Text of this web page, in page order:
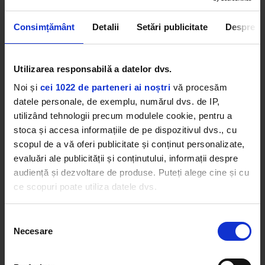
Consimțământ Detalii Setări publicitate Despre
Utilizarea responsabilă a datelor dvs.
Noi și cei 1022 de parteneri ai noștri vă procesăm
datele personale, de exemplu, numărul dvs. de IP,
utilizând tehnologii precum modulele cookie, pentru a
stoca și accesa informațiile de pe dispozitivul dvs., cu
scopul de a vă oferi publicitate și conținut personalizate,
evaluări ale publicității și conținutului, informații despre
audiență și dezvoltare de produse. Puteți alege cine și cu
ce scopuri poate utiliza datele dvs.
Să colectăm informațiile cu privire la locația dvs.
Să vă identificăm dispozitivul scanândul-l în mod
consimțământului
Necesare
artiști printre care Raresh, Guy Gerber,Lilly Palmer,
În această seară pe scena principală a festivalului
Ganacci, KSHMR, Steve Aoki, precum și Manuel
Riva și Delia.
Kiss FM este radioul distracției de la NEVERSEA,
așa că fii pe fază, pentru că îți pregătim mai multe
surprize!